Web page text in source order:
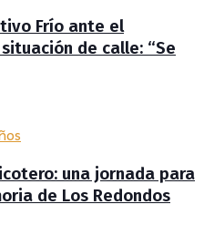
Frío ante el
de calle: “Se
una jornada para
de Los Redondos